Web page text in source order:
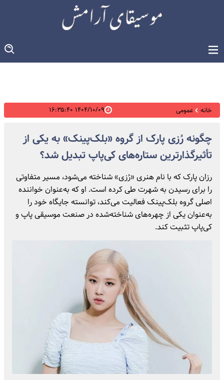
خانه عمومی ۱۴۰۴/۱۰/۰۹ ۱۶:۳۵:۴۰
چگونه رُزی پارک از گروه «بلک‌پینک» به یکی از
تأثیرگذارترین ستاره‌های کی‌پاپ تبدیل شد؟
رزان پارک که با نام هنری «رُزی» شناخته می‌شود، مسیر متفاوتی
را برای رسیدن به شهرت طی کرده است. او که به‌عنوان خواننده
اصلی گروه بلک‌پینک فعالیت می‌کند، توانسته جایگاه خود را
به‌عنوان یکی از چهره‌های شناخته‌شده در صنعت موسیقی پاپ و
کی‌پاپ تثبیت کند.